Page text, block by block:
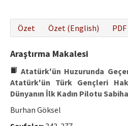
Özet
Özet (English) PDF
Araştırma Makalesi
Atatürk'ün Huzurunda
Atatürk'ün Türk Gençleri
Dünyanın İlk Kadın Pilotu
Burhan Göksel